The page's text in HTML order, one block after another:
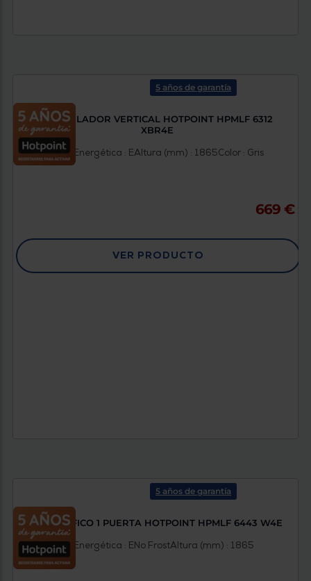
5 años de garantía
CONGELADOR VERTICAL HOTPOINT HPMLF 6312
XBR4E
Clasificación Energética : EAltura (mm) : 1865Color : Gris
669 €
VER PRODUCTO
5 años de garantía
FRIGORÍFICO 1 PUERTA HOTPOINT HPMLF 6443 W4E
Clasificación Energética : ENo FrostAltura (mm) : 1865